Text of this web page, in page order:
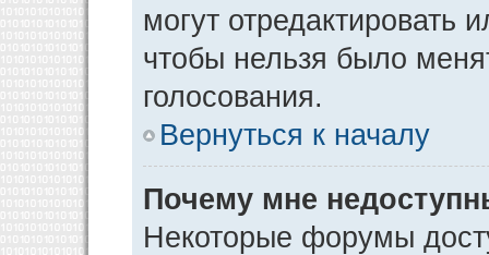
могут отредактировать
чтобы нельзя было
голосования.
Вернуться к началу
Почему мне
Некоторые форумы